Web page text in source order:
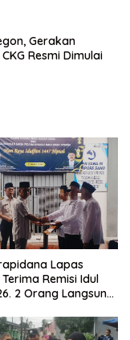
Gerakan
Resmi Dimulai
Lapas
Remisi Idul
2 Orang Langsung